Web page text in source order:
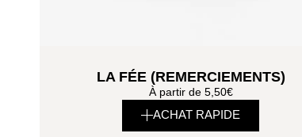
LA FÉE (REMERCIEMENTS)
À partir de 5,50€
ACHAT RAPIDE